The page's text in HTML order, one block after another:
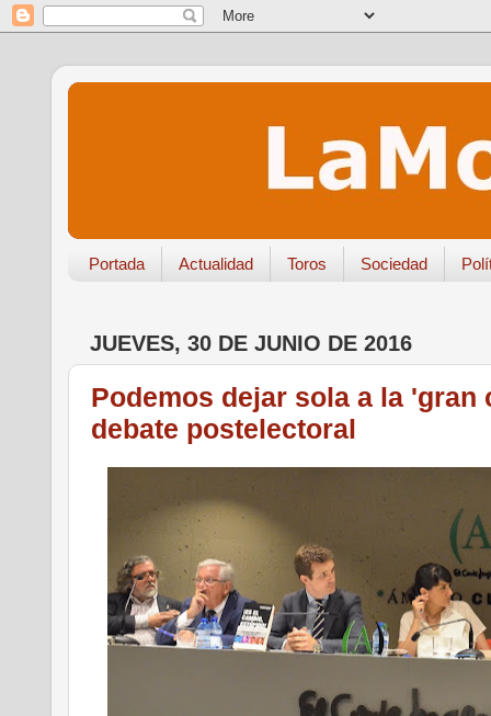
Portada Actualidad Toros Sociedad
JUEVES, 30 DE JUNIO DE 2016
Podemos dejar sola a la
debate postelectoral